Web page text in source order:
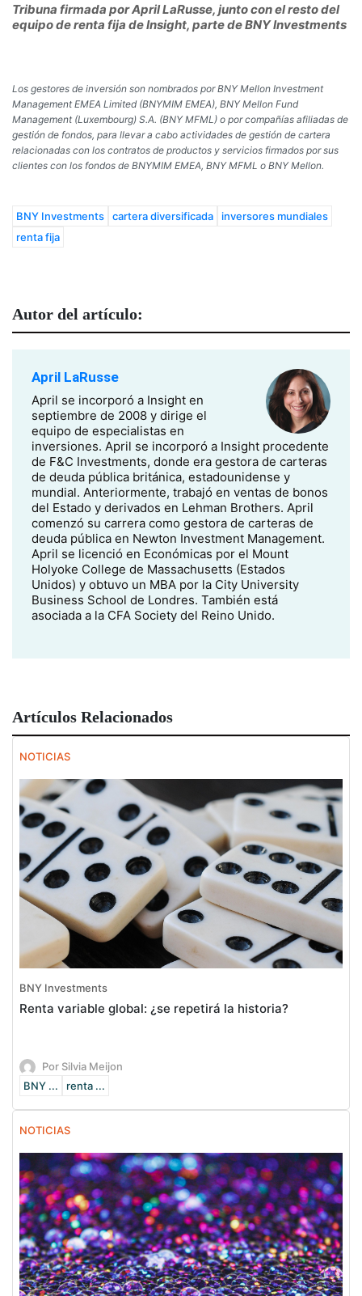
Tribuna firmada por April LaRusse, junto con el resto del
equipo de renta fija de Insight, parte de BNY Investments
Los gestores de inversión son nombrados por BNY Mellon Investment
Management EMEA Limited (BNYMIM EMEA), BNY Mellon Fund
Management (Luxembourg) S.A. (BNY MFML) o por compañías afiliadas de
gestión de fondos, para llevar a cabo actividades de gestión de cartera
relacionadas con los contratos de productos y servicios firmados por sus
clientes con los fondos de BNYMIM EMEA, BNY MFML o BNY Mellon.
BNY Investments cartera diversificada
inversores mundiales
renta fija
Autor del artículo:
April LaRusse
April se incorporó a Insight en
septiembre de 2008 y dirige el
equipo de especialistas en
inversiones. April se incorporó a Insight procedente
de F&C Investments, donde era gestora de carteras
de deuda pública británica, estadounidense y
mundial. Anteriormente, trabajó en ventas de bonos
del Estado y derivados en Lehman Brothers. April
comenzó su carrera como gestora de carteras de
deuda pública en Newton Investment Management.
April se licenció en Económicas por el Mount
Holyoke College de Massachusetts (Estados
Unidos) y obtuvo un MBA por la City University
Business School de Londres. También está
asociada a la CFA Society del Reino Unido.
Artículos Relacionados
NOTICIAS
BNY Investments
Renta variable global: ¿se repetirá la historia?
Por Silvia Meijon
BNY ...
renta ...
NOTICIAS